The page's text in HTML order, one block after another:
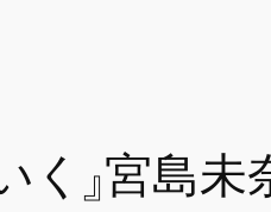
く』宮島